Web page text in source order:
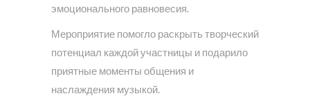
эмоционального равновесия.
Мероприятие помогло раскрыть творческий
потенциал каждой участницы и подарило
приятные моменты общения и
наслаждения музыкой.